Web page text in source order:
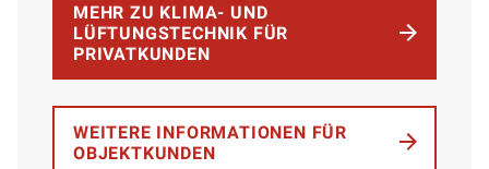
MEHR ZU KLIMA- UND
LÜFTUNGSTECHNIK FÜR
PRIVATKUNDEN
WEITERE INFORMATIONEN FÜR
OBJEKTKUNDEN